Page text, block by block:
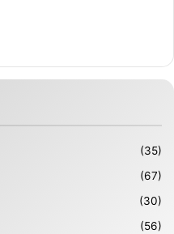
(35)
(67)
(30)
(56)